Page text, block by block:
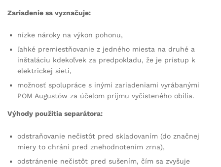
Zariadenie sa vyznačuje:
nízke nároky na výkon pohonu,
ľahké premiestňovanie z jedného miesta na druhé a
inštaláciu kdekoľvek za predpokladu, že je prístup k
elektrickej sieti,
možnosť spolupráce s inými zariadeniami vyrábanými
POM Augustów za účelom príjmu vyčisteného obilia.
Výhody použitia separátora:
odstraňovanie nečistôt pred skladovaním (do značnej
miery to chráni pred znehodnotením zrna),
odstránenie nečistôt pred sušením, čím sa zvyšuje